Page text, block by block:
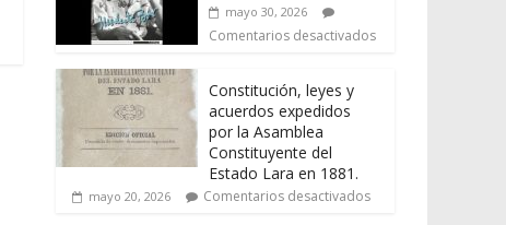
mayo 30, 2026
Comentarios desactivados
Constitución, leyes y
acuerdos expedidos
por la Asamblea
Constituyente del
Estado Lara en 1881.
mayo 20, 2026 Comentarios desactivados